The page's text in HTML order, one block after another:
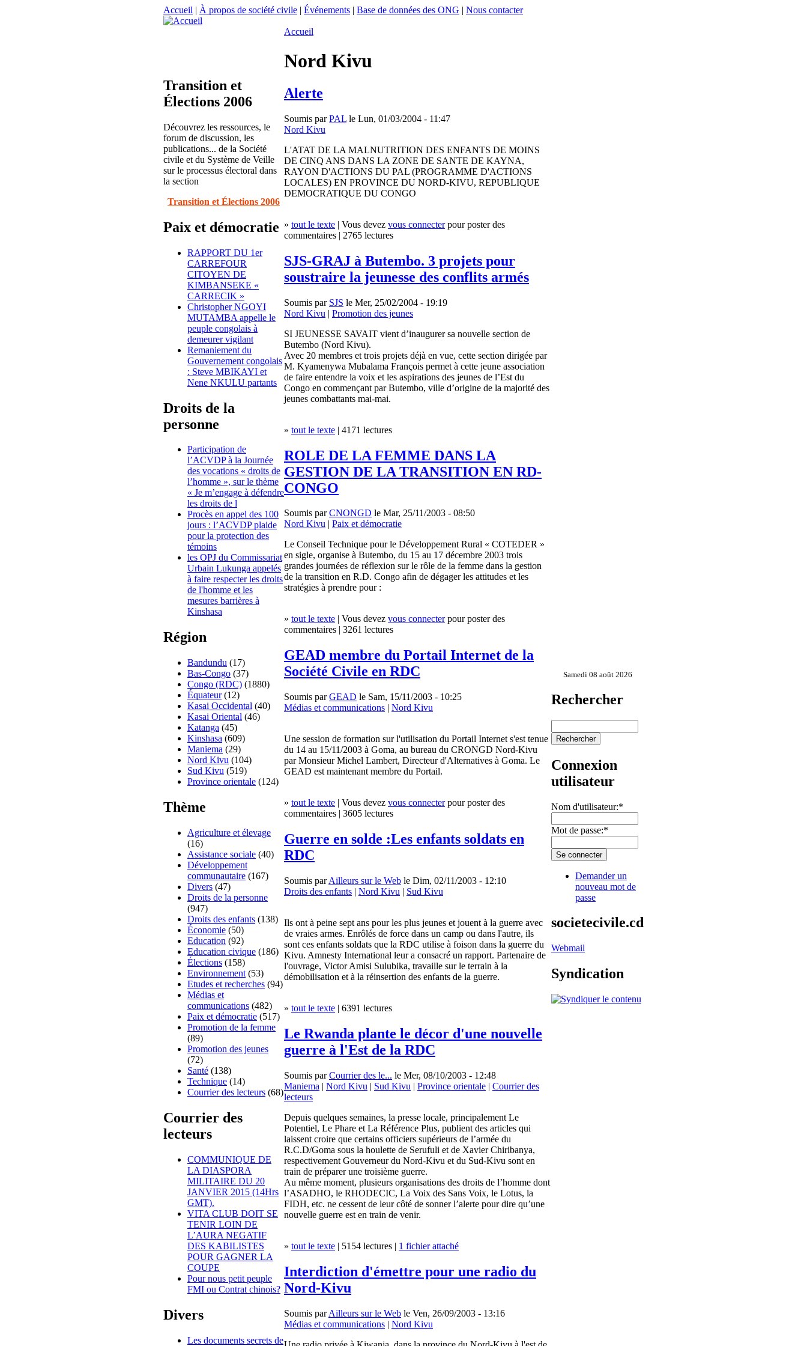
Accueil | À propos de société civile | Événements | Base de données des ONG | Nous contacter
Transition et
Élections 2006
Découvrez les ressources, le
forum de discussion, les
publications... de la Société
civile et du Système de Veille
sur le processus électoral dans
la section
Transition et Élections 2006
Paix et démocratie
RAPPORT DU 1er
CARREFOUR
CITOYEN DE
KIMBANSEKE «
CARRECIK »
Christopher NGOYI
MUTAMBA appelle le
peuple congolais à
demeurer vigilant
Remaniement du
Gouvernement congolais
: Steve MBIKAYI et
Nene NKULU partants
Droits de la
personne
Participation de
l’ACVDP à la Journée
des vocations « droits de
l’homme », sur le thème
« Je m’engage à défendre
les droits de l
Procès en appel des 100
jours : l’ACVDP plaide
pour la protection des
témoins
les OPJ du Commissariat
Urbain Lukunga appelés
à faire respecter les droits
de l'homme et les
mesures barrières à
Kinshasa
Région
Bandundu (17)
Bas-Congo (37)
Congo (RDC) (1880)
Équateur(12)
Kasai Occidental (40)
Kasai Oriental (46)
Katanga (45)
Kinshasa (609)
Maniema (29)
Nord Kivu (104)
Sud Kivu (519)
Province orientale (124)
Thème
Agriculture et élevage
(16)
Assistance sociale (40)
Développement
communautaire (167)
Divers (47)
Droits de la personne
(947)
Droits des enfants (138)
Économie (50)
Education (92)
Education civique (186)
Élections (158)
Environnement (53)
Etudes et recherches (94)
Médias et
communications (482)
Paix et démocratie (517)
Promotion de la femme
(89)
Promotion des jeunes
(72)
Santé (138)
Technique (14)
Courrier des lecteurs (68)
Courrier des
lecteurs
COMMUNIQUE DE
LA DIASPORA
MILITAIRE DU 20
JANVIER 2015 (14Hrs
GMT).
VITA CLUB DOIT SE
TENIR LOIN DE
L’AURA NEGATIF
DES KABILISTES
POUR GAGNER LA
COUPE
Pour nous petit peuple
FMI ou Contrat chinois?
Divers
Les documents secrets de
Accueil
Nord Kivu
Alerte
Soumis parPAL le Lun, 01/03/2004 - 11:47
Nord Kivu
L'ATAT DE LA MALNUTRITION DES ENFANTS DE MOINS
DE CINQ ANS DANS LA ZONE DE SANTE DE KAYNA,
RAYON D'ACTIONS DU PAL (PROGRAMME D'ACTIONS
LOCALES) EN PROVINCE DU NORD-KIVU, REPUBLIQUE
DEMOCRATIQUE DU CONGO
» tout le texte | Vous devez vous connecterpour poster des
commentaires | 2765 lectures
SJS-GRAJ à Butembo. 3 projets pour
soustraire la jeunesse des conflits armés
Soumis par SJS le Mer, 25/02/2004 - 19:19
Nord Kivu | Promotion des jeunes
SI JEUNESSE SAVAIT vient d’inaugurer sa nouvelle section de
Butembo (Nord Kivu).
Avec 20 membres et trois projets déjà en vue, cette section dirigée par
M. Kyamenywa Mubalama François permet à cette jeune association
de faire entendre la voix et les aspirations des jeunes de l’Est du
Congo en commençant par Butembo, ville d’origine de la majorité des
jeunes combattants mai-mai.
» tout le texte | 4171 lectures
ROLE DE LA FEMME DANS LA
GESTION DE LA TRANSITION EN RD-
CONGO
Soumis parCNONGD le Mar, 25/11/2003 - 08:50
Nord Kivu | Paix et démocratie
Le Conseil Technique pour le Développement Rural « COTEDER »
en sigle, organise à Butembo, du 15 au 17 décembre 2003 trois
grandes journées de réflexion sur le rôle de la femme dans la gestion
de la transition en R.D. Congo afin de dégager les attitudes et les
stratégies à prendre pour :
» tout le texte | Vous devez vous connecterpour poster des
commentaires | 3261 lectures
GEAD membre du Portail Internet de la
Société Civile en RDC
Soumis parGEAD le Sam, 15/11/2003 - 10:25
Médias et communications | Nord Kivu
Une session de formation sur l'utilisation du Portail Internet s'est tenue
du 14 au 15/11/2003 à Goma, au bureau du CRONGD Nord-Kivu
par Monsieur Michel Lambert, Directeur d'Alternatives à Goma. Le
GEAD est maintenant membre du Portail.
» tout le texte | Vous devez vous connecterpour poster des
commentaires | 3605 lectures
Guerre en solde :Les enfants soldats en
RDC
Soumis parAilleurs sur le Web le Dim, 02/11/2003 - 12:10
Droits des enfants | Nord Kivu | Sud Kivu
Ils ont à peine sept ans pour les plus jeunes et jouent à la guerre avec
de vraies armes. Enrôlés de force dans un camp ou dans l'autre, ils
sont ces enfants soldats que la RDC utilise à foison dans la guerre du
Kivu. Amnesty International leur a consacré un rapport. Partenaire de
l'ouvrage, Victor Amisi Sulubika, travaille sur le terrain à la
démobilisation et à la réinsertion des enfants de la guerre.
» tout le texte | 6391 lectures
Le Rwanda plante le décor d'une nouvelle
guerre à l'Est de la RDC
Soumis parCourrier des le... le Mer, 08/10/2003 - 12:48
Maniema | Nord Kivu | Sud Kivu | Province orientale | Courrier des
lecteurs
Depuis quelques semaines, la presse locale, principalement Le
Potentiel, Le Phare et La Référence Plus, publient des articles qui
laissent croire que certains officiers supérieurs de l’armée du
R.C.D/Goma sous la houlette de Serufuli et de Xavier Chiribanya,
respectivement Gouverneur du Nord-Kivu et du Sud-Kivu sont en
train de préparer une troisième guerre.
Au même moment, plusieurs organisations des droits de l’homme dont
l’ASADHO, le RHODECIC, La Voix des Sans Voix, le Lotus, la
FIDH, etc. ne cessent de leur côté de sonner l’alerte pour dire qu’une
nouvelle guerre est en train de venir.
» tout le texte | 5154 lectures | 1 fichier attaché
Interdiction d'émettre pour une radio du
Nord-Kivu
Soumis parAilleurs sur le Web le Ven, 26/09/2003 - 13:16
Médias et communications | Nord Kivu
Samedi 08 août 2026
Rechercher
Connexion
utilisateur
Nom d'utilisateur:*
Mot de passe:*
Demander un
nouveau mot de
passe
societecivile.cd
Webmail
Syndication